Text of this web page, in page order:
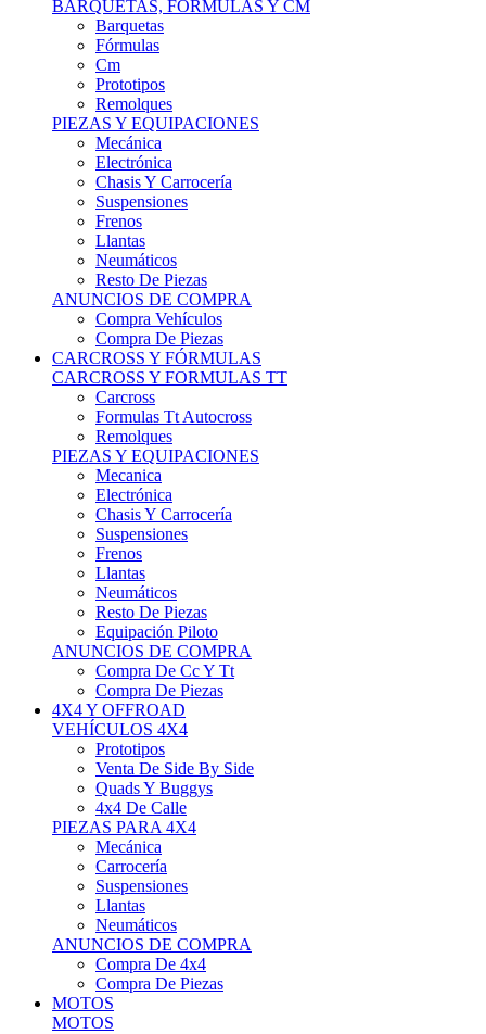
Fórmulas
Cm
Prototipos
Remolques
PIEZAS Y EQUIPACIONES
Mecánica
Electrónica
Chasis Y Carrocería
Suspensiones
Frenos
Llantas
Neumáticos
Resto De Piezas
ANUNCIOS DE COMPRA
Compra Vehículos
Compra De Piezas
CARCROSS Y FÓRMULAS
CARCROSS Y FORMULAS TT
Carcross
Formulas Tt Autocross
Remolques
PIEZAS Y EQUIPACIONES
Mecanica
Electrónica
Chasis Y Carrocería
Suspensiones
Frenos
Llantas
Neumáticos
Resto De Piezas
Equipación Piloto
ANUNCIOS DE COMPRA
Compra De Cc Y Tt
Compra De Piezas
4X4 Y OFFROAD
VEHÍCULOS 4X4
Prototipos
Venta De Side By Side
Quads Y Buggys
4x4 De Calle
PIEZAS PARA 4X4
Mecánica
Carrocería
Suspensiones
Llantas
Neumáticos
ANUNCIOS DE COMPRA
Compra De 4x4
Compra De Piezas
MOTOS
MOTOS
Motos De Circuito